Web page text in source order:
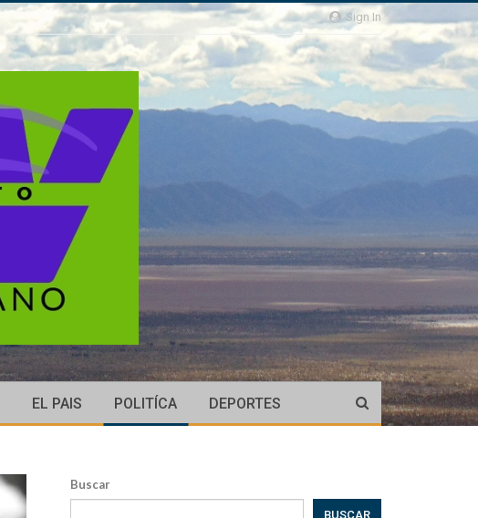
Sign In
EL PAIS POLITÍCA DEPORTES
Buscar
BUSCAR